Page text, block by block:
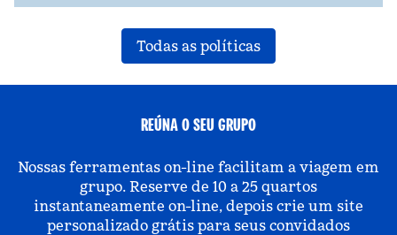
Todas as políticas
REÚNA O SEU GRUPO
Nossas ferramentas on-line facilitam a viagem em
grupo. Reserve de 10 a 25 quartos
instantaneamente on-line, depois crie um site
personalizado grátis para seus convidados